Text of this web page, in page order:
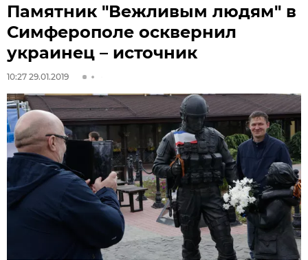
Памятник "Вежливым людям" в
Симферополе осквернил
украинец – источник
10:27 29.01.2019